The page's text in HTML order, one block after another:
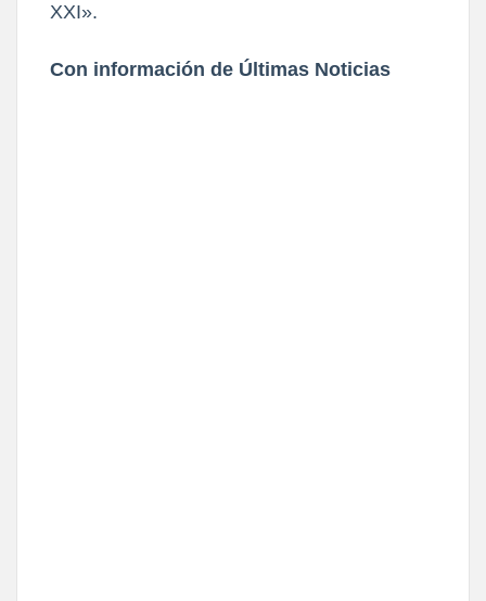
XXI».
Con información de Últimas Noticias